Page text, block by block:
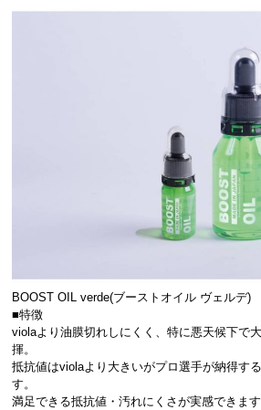
BOOST OIL verde(ブーストオイル ヴェルデ)
■特徴
violaより油膜切れしにくく、特に悪天候下で
揮。
抵抗値はviolaより大きいがプロ選手が納得す
す。
満足できる抵抗値・汚れにくさが実感できま